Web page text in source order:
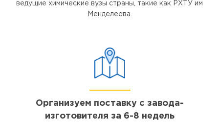
ведущие химические вузы страны, такие как РХТУ им
Менделеева.
Организуем поставку с завода-
изготовителя за 6-8 недель